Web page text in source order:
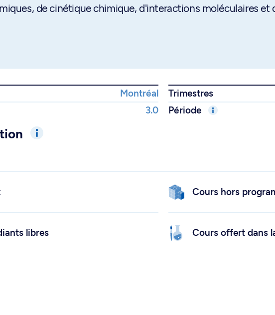
de cinétique chimique, d'interactions moléculaires et
Montréal
Trimestres
3.0 Période
Cours hors
libres Cours offert dans